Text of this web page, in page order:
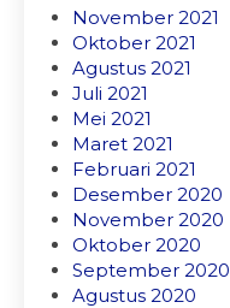
November 2021
Oktober 2021
Agustus 2021
Juli 2021
Mei 2021
Maret 2021
Februari 2021
Desember 2020
November 2020
Oktober 2020
September 2020
Agustus 2020